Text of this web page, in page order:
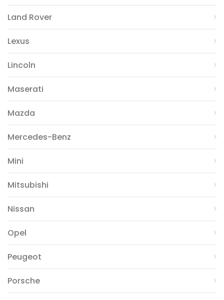
Land Rover
Lexus
Lincoln
Maserati
Mazda
Mercedes-Benz
Mini
Mitsubishi
Nissan
Opel
Peugeot
Porsche